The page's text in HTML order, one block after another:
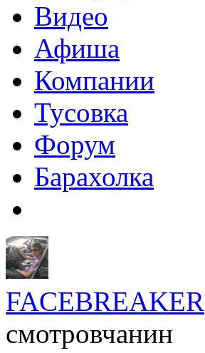
Видео
Афиша
Компании
Тусовка
Форум
Барахолка
FACEBREAKER
смотровчанин